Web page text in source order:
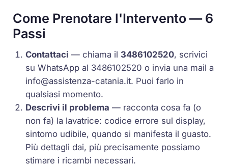
Come Prenotare l'Intervento — 6
Passi
Contattaci — chiama il 3486102520, scrivici
su WhatsApp al 3486102520 o invia una mail a
info@assistenza-catania.it. Puoi farlo in
qualsiasi momento.
Descrivi il problema — racconta cosa fa (o
non fa) la lavatrice: codice errore sul display,
sintomo udibile, quando si manifesta il guasto.
Più dettagli dai, più precisamente possiamo
stimare i ricambi necessari.